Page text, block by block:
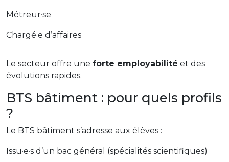
Métreur·se
Chargé·e d’affaires
Le secteur offre une forte employabilité et des
évolutions rapides.
BTS bâtiment : pour quels profils
?
Le BTS bâtiment s’adresse aux élèves :
Issu·e·s d’un bac général (spécialités scientifiques)